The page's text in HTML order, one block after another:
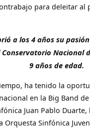
para deleitar al
a los 4 años su
Nacional
9 años de edad.
ha tenido la
en la Big Band
Juan Pablo
Orquesta Sinfónica